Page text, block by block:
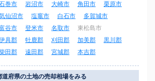
巻市 岩沼市 大崎市 角田市
栗原市
仙沼市
塩竈市 白石市
多賀城市
谷市
登米市 名取市
東松島市
具郡
牡鹿郡 刈田郡 加美郡
黒川郡
田郡
遠田郡 宮城郡 本吉郡
府県の土地の売却相場をみる